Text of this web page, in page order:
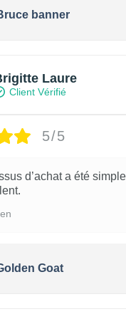
banner
Laure
Client Vérifié
5/5
d’achat a été
Goat